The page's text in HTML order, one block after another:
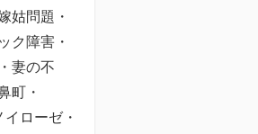
姑問題・
ク障害・
妻の不
町・
ローゼ・